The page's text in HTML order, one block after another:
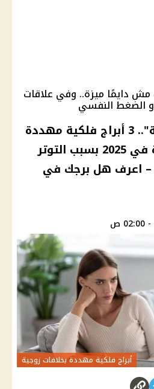
دايمًا ميزة.. وفي علاقات
الضغط النفسي
"العلاقة على الحافة".. 3 أبراج فلكية مهددة
بخلافات زوجية حادة في 2025 بسبب التوتر
– اعرف هل برجك في
أبراج فلكية مهددة بخلافات زوجية